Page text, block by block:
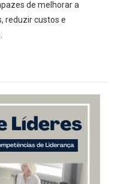
de melhorar a
reduzir custos e